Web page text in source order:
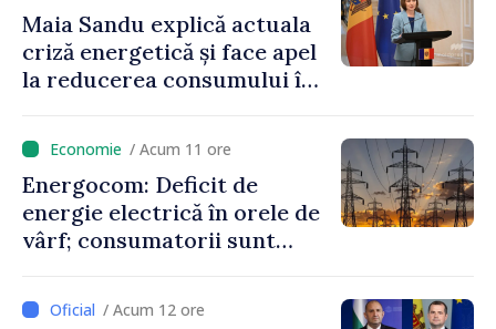
Maia Sandu explică actuala
criză energetică și face apel
la reducerea consumului în
putem menține prețurile la
un nivel mai mic”
/ Acum 11 ore
Energocom: Deficit de
energie electrică în orele de
vârf; consumatorii sunt
/ Acum 12 ore